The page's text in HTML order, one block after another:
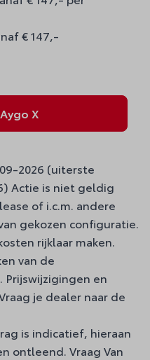
€ 147,-
X
2026 (uiterste
Actie is niet geldig
of i.c.m. andere
gekozen configuratie.
rijklaar maken.
van de
Prijswijzigingen en
je dealer naar de
is indicatief, hieraan
ontleend. Vraag Van